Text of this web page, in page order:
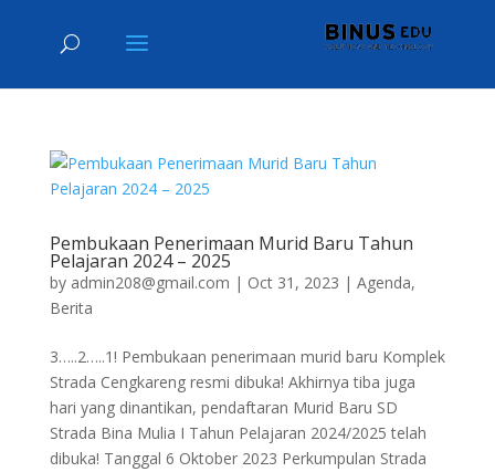
Pembukaan Penerimaan Murid Baru Tahun
Pelajaran 2024 – 2025
by admin208@gmail.com | Oct 31, 2023 | Agenda,
Berita
3…..2…..1! Pembukaan penerimaan murid baru Komplek
Strada Cengkareng resmi dibuka! Akhirnya tiba juga
hari yang dinantikan, pendaftaran Murid Baru SD
Strada Bina Mulia I Tahun Pelajaran 2024/2025 telah
dibuka! Tanggal 6 Oktober 2023 Perkumpulan Strada